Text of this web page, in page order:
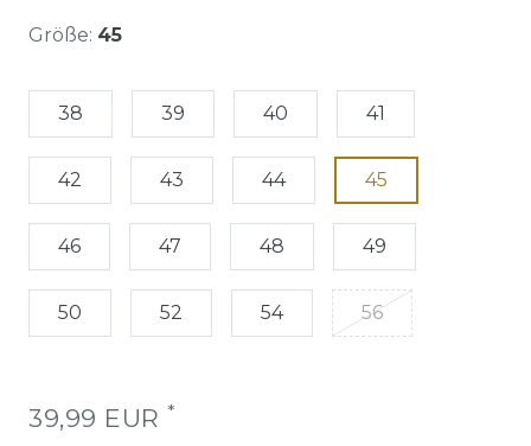
Größe: 45
38 39 40 41
42 43 44 45
46 47 48 49
50 52 54 56
39,99 EUR *